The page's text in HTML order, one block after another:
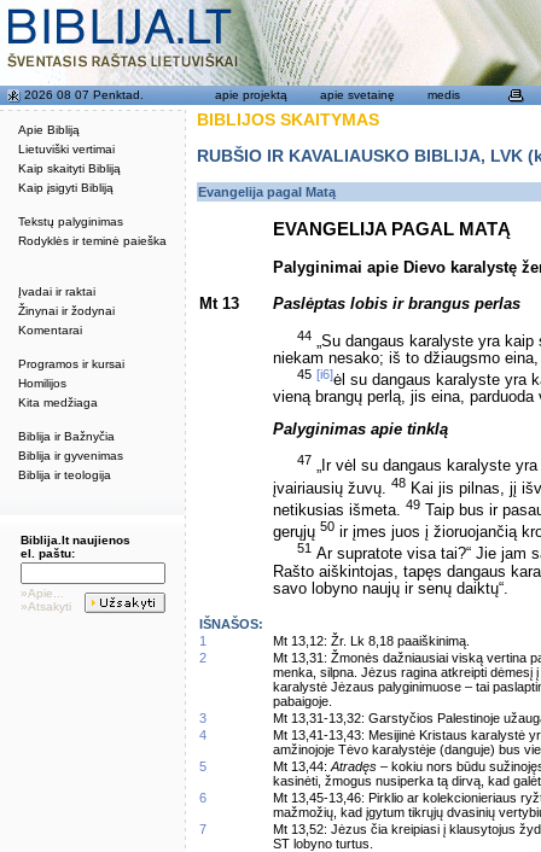
Apie Bibliją
Lietuviški vertimai
Kaip skaityti Bibliją
Kaip įsigyti Bibliją
Tekstų palyginimas
Rodyklės ir teminė paieška
Įvadai ir raktai
Žinynai ir žodynai
Komentarai
Programos ir kursai
Homilijos
Kita medžiaga
Biblija ir Bažnyčia
Biblija ir gyvenimas
Biblija ir teologija
2026 08 07 Penktad. apie projektą apie svetainę medis
Biblija.lt naujienos
el. paštu:
»Apie...
»Atsakyti
BIBLIJOS SKAITYMAS
RUBŠIO IR KAVALIAUSKO BIBLIJA,
Evangelija pagal Matą
EVANGELIJA PAGAL MATĄ
Palyginimai apie Dievo karalystę
Mt 13 Paslėptas lobis ir brangus perlas
44 „Su dangaus karalyste yra
niekam nesako; iš to džiaugsmo
45 [i6]ėl su dangaus karalyste yra
vieną brangų perlą, jis eina,
Palyginimas apie tinklą
47 „Ir vėl su dangaus karalyste
įvairiausių žuvų. 48 Kai jis pilnas, jį
netikusias išmeta. 49 Taip bus ir
gerųjų 50 ir įmes juos į žioruojančią
51 Ar supratote visa tai?“ Jie jam
Rašto aiškintojas, tapęs dangaus
savo lobyno naujų ir senų daiktų“.
IŠNAŠOS:
1
Mt 13,12: Žr. Lk 8,18 paaiškinimą.
2
Mt 13,31: Žmonės dažniausiai viską vertina
menka, silpna. Jėzus ragina atkreipti dėmesį
karalystė Jėzaus palyginimuose – tai
pabaigoje.
3
Mt 13,31-13,32: Garstyčios Palestinoje
4
Mt 13,41-13,43: Mesijinė Kristaus karalystė
amžinojoje Tėvo karalystėje (danguje) bus
5
Mt 13,44: Atradęs – kokiu nors būdu
kasinėti, žmogus nusiperka tą dirvą, kad
6
Mt 13,45-13,46: Pirklio ar kolekcionieriaus
mažmožių, kad įgytum tikrųjų dvasinių
7
Mt 13,52: Jėzus čia kreipiasi į klausytojus
ST lobyno turtus.